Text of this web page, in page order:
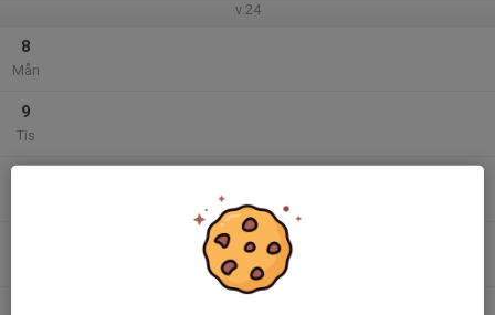
v.24
8
Mån
9
Tis